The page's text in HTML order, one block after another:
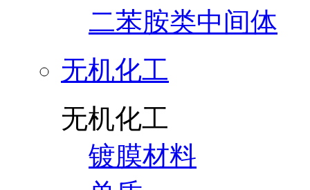
二苯胺类中间体
无机化工
无机化工
镀膜材料